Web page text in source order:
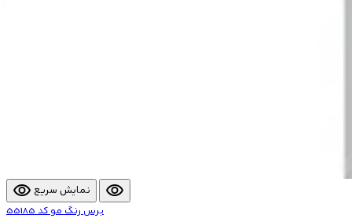
visibility نمایش سریع visibility
برس رنگ مو کد 55185